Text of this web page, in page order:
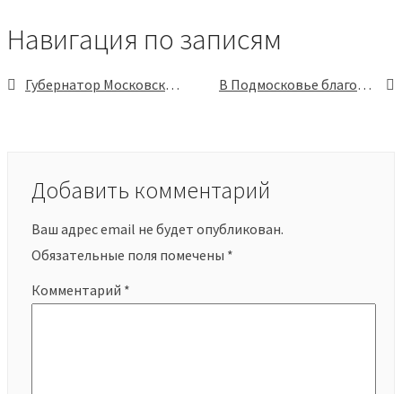
Навигация по записям
Губернатор Московской области Андрей Воробьёв рассказал о строительстве крупной поликлиники в Мытищах В Подмосковье благоустроят 50 обширных парков в течение пяти лет
Добавить комментарий
Ваш адрес email не будет опубликован.
Обязательные поля помечены *
Комментарий *